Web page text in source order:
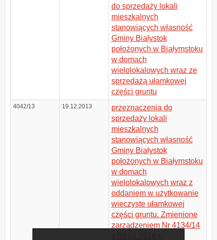
do sprzedaży lokali
mieszkalnych
stanowiących własność
Gminy Białystok
położonych w Białymstoku
w domach
wielolokalowych wraz ze
sprzedażą ułamkowej
części gruntu
4042/13 19.12.2013
przeznaczenia do
sprzedaży lokali
mieszkalnych
stanowiących własność
Gminy Białystok
położonych w Białymstoku
w domach
wielolokalowych wraz z
oddaniem w użytkowanie
wieczyste ułamkowej
części gruntu. Zmienione
zarządzeniem Nr 4134/14